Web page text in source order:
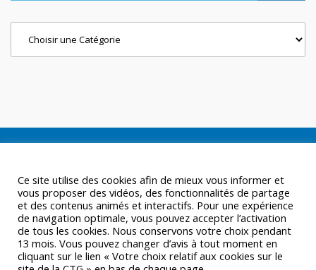
Ce site utilise des cookies afin de mieux vous informer et
vous proposer des vidéos, des fonctionnalités de partage
et des contenus animés et interactifs. Pour une expérience
de navigation optimale, vous pouvez accepter l’activation
de tous les cookies. Nous conservons votre choix pendant
13 mois. Vous pouvez changer d’avis à tout moment en
cliquant sur le lien « Votre choix relatif aux cookies sur le